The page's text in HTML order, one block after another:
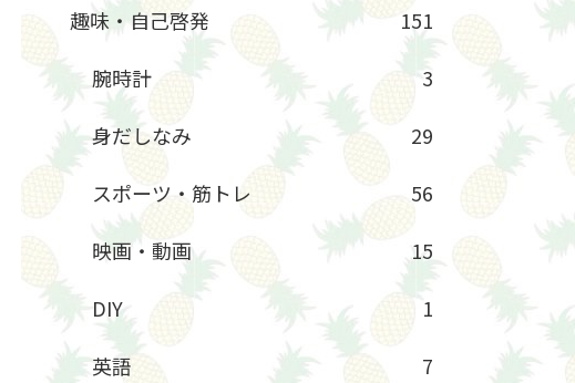
趣味・自己啓発
151
腕時計
3
身だしなみ
29
スポーツ・筋トレ
56
映画・動画
15
DIY
1
英語
7